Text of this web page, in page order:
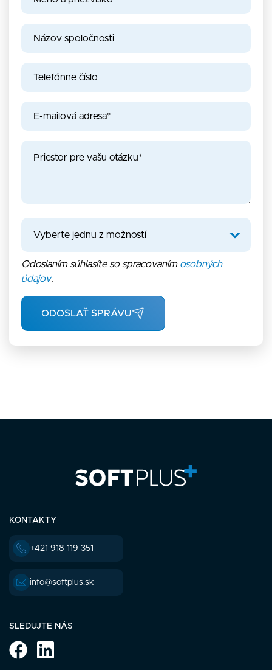
Odoslaním súhlasíte so spracovaním osobných
údajov.
ODOSLAŤ SPRÁVU
KONTAKTY
+421 918 119 351
info@softplus.sk
SLEDUJTE NÁS